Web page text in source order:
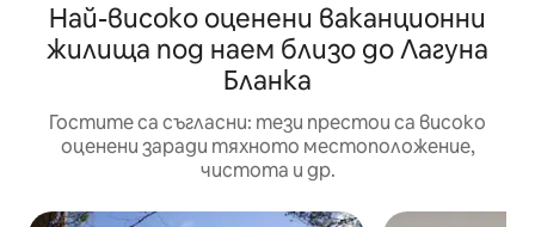
Най-високо оценени ваканционни
жилища под наем близо до Лагуна
Бланка
Гостите са съгласни: тези престои са високо
оценени заради тяхното местоположение,
чистота и др.